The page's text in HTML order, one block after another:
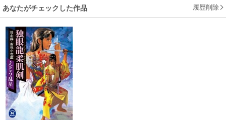
あなたがチェックした作品 履歴削除